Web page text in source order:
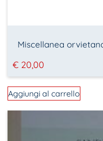
Miscellanea
€ 20,00
Aggiungi al carrello